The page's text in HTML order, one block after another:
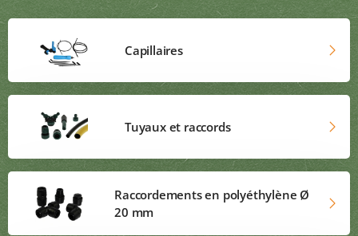
Capillaires
Tuyaux et raccords
Raccordements en polyéthylène Ø
20 mm